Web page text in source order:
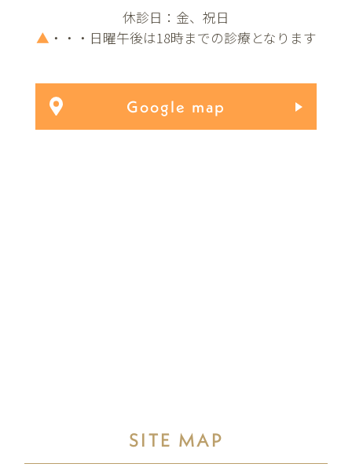
休診日：金、祝日
▲ ・・・日曜午後は18時までの診療となります
Google map
SITE MAP